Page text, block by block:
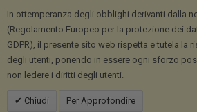
In ottemperanza degli obblighi derivanti dalla
(Regolamento Europeo per la protezione dei
GDPR), il presente sito web rispetta e tutela la
degli utenti, ponendo in essere ogni sforzo
non ledere i diritti degli utenti.
Chiudi Per Approfondire